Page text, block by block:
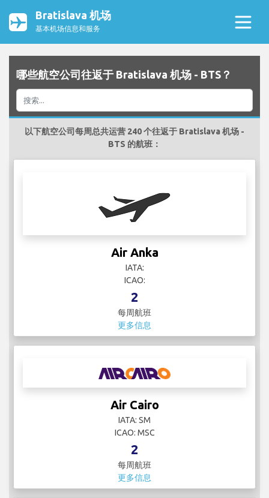
Bratislava 机场
基本机场信息和服务
哪些航空公司往返于 Bratislava 机场 - BTS？
以下航空公司每周总共运营 240 个往返于 Bratislava 机场 -
BTS 的航班：
Air Anka
IATA:
ICAO:
2
每周航班
更多信息
Air Cairo
IATA: SM
ICAO: MSC
2
每周航班
更多信息